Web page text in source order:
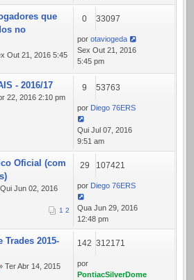
que
no
Out 21, 2016 5:45
0 33097
por otaviogeda
Sex Out 21, 2016
5:45 pm
- 2016/17
22, 2016 2:10 pm
9 53763
por Diego 76ERS
Qui Jul 07, 2016
9:51 am
Oficial (com
Jun 02, 2016
1 2
29 107421
por Diego 76ERS
Qua Jun 29, 2016
12:48 pm
Trades 2015-
Ter Abr 14, 2015
142 312171
por
PontiacSilverDome